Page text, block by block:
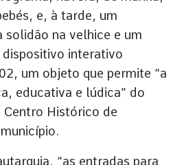
e, à tarde, um
solidão na velhice e um
interativo
um objeto que permite “a
educativa e lúdica” do
Centro Histórico de
“as entradas para